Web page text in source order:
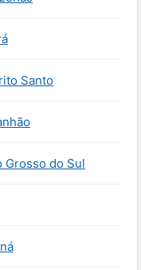
Santo
Grosso do Sul